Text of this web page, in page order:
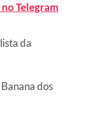
Telegram
da
dos